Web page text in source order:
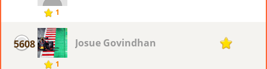
1
5608
1
Josue Govindhan 1